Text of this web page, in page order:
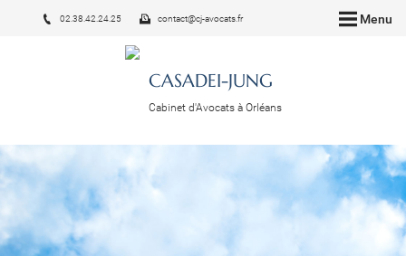
Menu
CASADEI-JUNG
Cabinet d'Avocats à Orléans
02.38.42.24.25 contact@cj-avocats.fr